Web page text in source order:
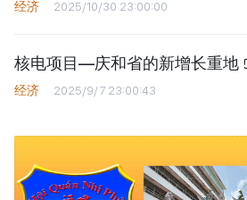
经济 2025/10/30 23:00:00
核电项目—庆和省的新增长重地
经济 2025/9/7 23:00:43